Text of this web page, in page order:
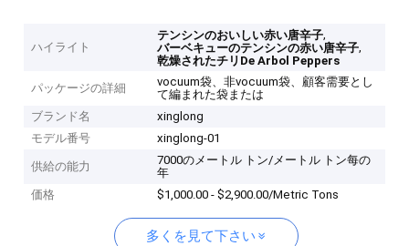
ハイライト
テンシンのおいしい赤い唐辛子,
バーベキューのテンシンの赤い唐辛子,
乾燥されたチリDe Arbol Peppers
パッケージの詳細
vocuum袋、非vocuum袋、顧客需要とし
て編まれた袋または
ブランド名
xinglong
モデル番号
xinglong-01
供給の能力
7000のメートル トン/メートル トン每の
年
価格
$1,000.00 - $2,900.00/Metric Tons
多くを見て下さい